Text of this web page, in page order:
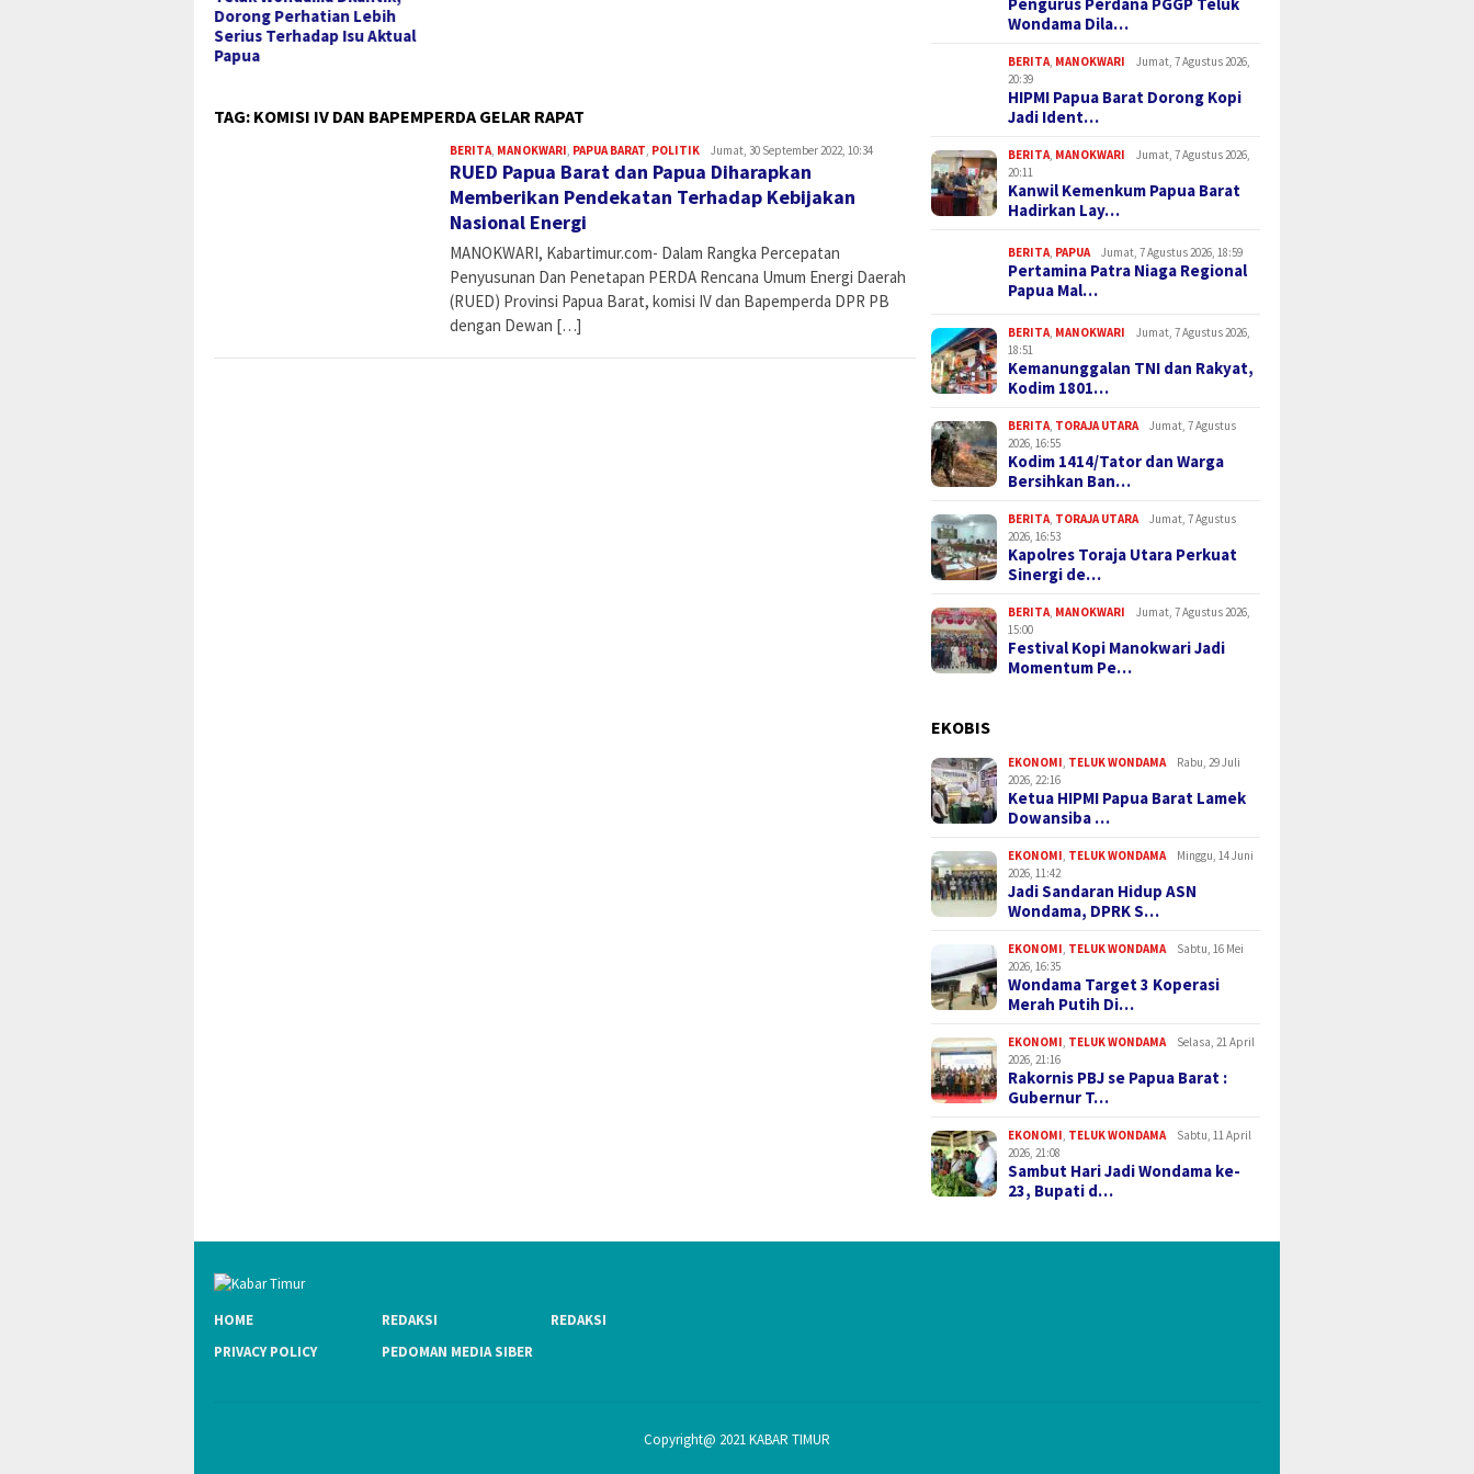
Dorong Perhatian Lebih
Serius Terhadap Isu Aktual
Papua
TAG: KOMISI IV DAN BAPEMPERDA GELAR RAPAT
BERITA, MANOKWARI, PAPUA BARAT, POLITIK Admin
Jumat, 30 September 2022, 10:34
RUED Papua Barat dan Papua Diharapkan
Memberikan Pendekatan Terhadap Kebijakan
Nasional Energi
MANOKWARI, Kabartimur.com- Dalam Rangka Percepatan
Penyusunan Dan Penetapan PERDA Rencana Umum Energi Daerah
(RUED) Provinsi Papua Barat, komisi IV dan Bapemperda DPR PB
dengan Dewan […]
Wondama Dila…
BERITA, MANOKWARI
Jumat, 7 Agustus 2026,
20:39
HIPMI Papua Barat Dorong Kopi
Jadi Ident…
BERITA, MANOKWARI
Jumat, 7 Agustus 2026,
20:11
Kanwil Kemenkum Papua Barat
Hadirkan Lay…
BERITA, PAPUA Jumat, 7 Agustus 2026, 18:59
Pertamina Patra Niaga Regional
Papua Mal…
BERITA, MANOKWARI
Jumat, 7 Agustus 2026,
18:51
Kemanunggalan TNI dan Rakyat,
Kodim 1801…
BERITA, TORAJA UTARA
Jumat, 7 Agustus
2026, 16:55
Kodim 1414/Tator dan Warga
Bersihkan Ban…
BERITA, TORAJA UTARA
Jumat, 7 Agustus
2026, 16:53
Kapolres Toraja Utara Perkuat
Sinergi de…
BERITA, MANOKWARI
Jumat, 7 Agustus 2026,
15:00
Festival Kopi Manokwari Jadi
Momentum Pe…
EKOBIS
EKONOMI, TELUK WONDAMA
Rabu, 29 Juli
2026, 22:16
Ketua HIPMI Papua Barat Lamek
Dowansiba …
EKONOMI, TELUK WONDAMA
Minggu, 14 Juni
2026, 11:42
Jadi Sandaran Hidup ASN
Wondama, DPRK S…
EKONOMI, TELUK WONDAMA
Sabtu, 16 Mei
2026, 16:35
Wondama Target 3 Koperasi
Merah Putih Di…
EKONOMI, TELUK WONDAMA
Selasa, 21 April
2026, 21:16
Rakornis PBJ se Papua Barat :
Gubernur T…
EKONOMI, TELUK WONDAMA
Sabtu, 11 April
2026, 21:08
Sambut Hari Jadi Wondama ke-
23, Bupati d…
HOME REDAKSI
REDAKSI
PRIVACY POLICY
PEDOMAN MEDIA SIBER
Copyright@ 2021 KABAR TIMUR